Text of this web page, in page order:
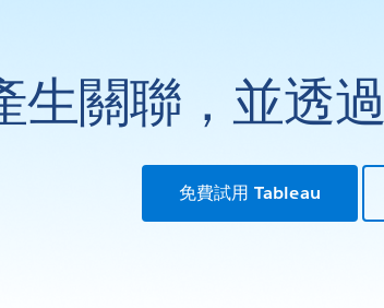
生關聯，並透
免費試用 Tableau